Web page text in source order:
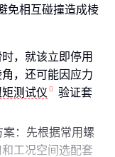
免相互碰撞造成棱
，就该立即停用
，还可能因应力
测试仪
验证套
：先根据常用螺
工况空间选配套